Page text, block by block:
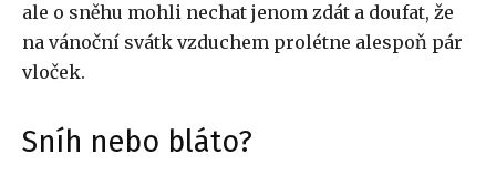
ale o sněhu mohli nechat jenom zdát a doufat, že
na vánoční svátk vzduchem prolétne alespoň pár
vloček.
Sníh nebo bláto?